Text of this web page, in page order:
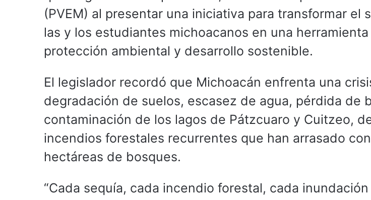
(PVEM) al presentar una iniciativa para transformar el
las y los estudiantes michoacanos en una
protección ambiental y desarrollo sostenible.
El legislador recordó que Michoacán enfrenta una
degradación de suelos, escasez de agua, pérdida de
contaminación de los lagos de Pátzcuaro y Cuitzeo,
incendios forestales recurrentes que han arrasado
hectáreas de bosques.
“Cada sequía, cada incendio forestal, cada